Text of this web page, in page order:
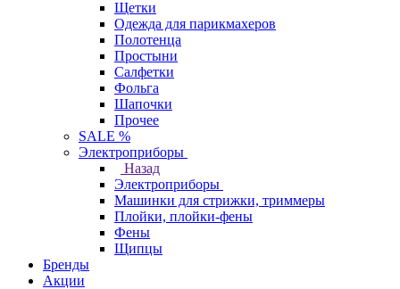
Щетки
Одежда для парикмахеров
Полотенца
Простыни
Салфетки
Фольга
Шапочки
Прочее
SALE %
Электроприборы
Назад
Электроприборы
Машинки для стрижки, триммеры
Плойки, плойки-фены
Фены
Щипцы
Бренды
Акции